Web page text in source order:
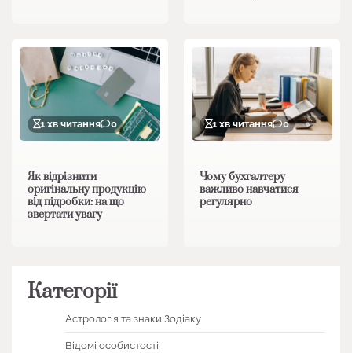
1 хв читання 0
Як відрізнити
оригінальну продукцію
від підробки: на що
звертати увагу
1 хв читання 0
Чому бухгалтеру
важливо навчатися
регулярно
Категорії
Астрологія та знаки Зодіаку
Відомі особистості